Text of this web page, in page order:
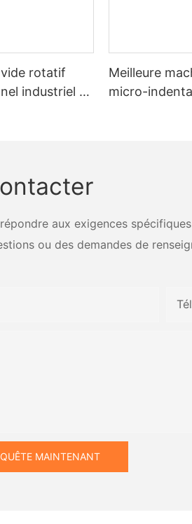
rotatif
industriel à
Meilleure
micro-
aux exigences
ou des demandes de
MAINTENANT